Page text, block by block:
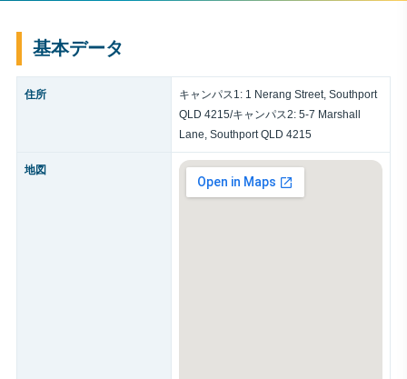
基本データ
住所
キャンパス1: 1 Nerang Street, Southport
QLD 4215/キャンパス2: 5-7 Marshall
Lane, Southport QLD 4215
地図